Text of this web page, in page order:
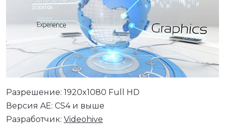
Разрешение: 1920x1080 Full HD
Версия AE: CS4 и выше
Разработчик: Videohive